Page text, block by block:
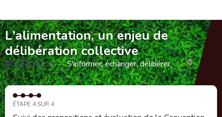
L'alimentation, un enjeu de
délibération collective
#CCE2021
(Lien externe)
S'informer, échanger, délibérer
ÉTAPE 4 SUR 4